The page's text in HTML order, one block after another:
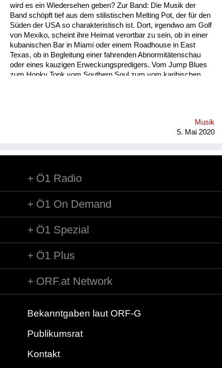
wird es ein Wiedersehen geben? Zur Band: Die Musik der
Band schöpft tief aus dem stilistischen Melting Pot, der für den
Süden der USA so charakteristisch ist. Dort, irgendwo am Golf
von Mexiko, scheint ihre Heimat verortbar zu sein, ob in einer
kubanischen Bar in Miami oder einem Roadhouse in East
Texas, ob in Begleitung einer fahrenden Abnormitätenschau
oder eines kauzigen Erweckungspredigers. Vom Jump Blues
zum Honky Tonk vom Southern Soul zum vom karibischen
Musik
5. Mai 2020
Ö1 Radio
Ö1 On Demand
Ö1 Spezial
Ö1 Plus
ORF.at Network
Bekanntgaben laut ORF-G
Publikumsrat
Kontakt